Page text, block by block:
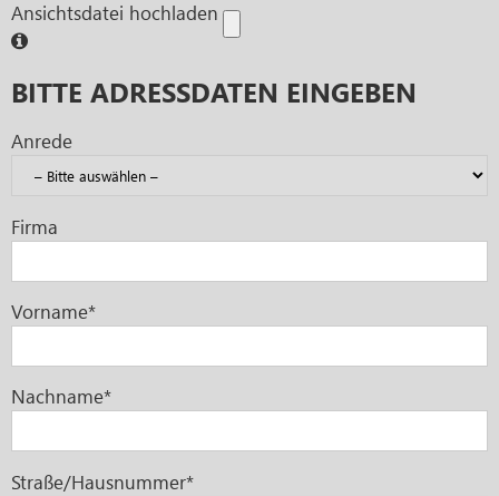
Ansichtsdatei hochladen
BITTE ADRESSDATEN EINGEBEN
Anrede
Firma
Vorname*
Nachname*
Straße/Hausnummer*